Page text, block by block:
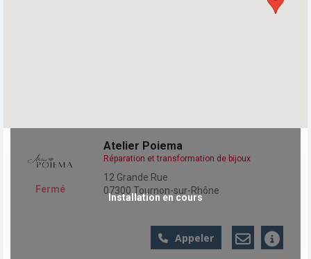
Installation en cours
Fermé
Atelier Poiema
Réparation et transformation de bijoux
12 Grande Rue
07300 Tournon-sur-Rhône
Appeler